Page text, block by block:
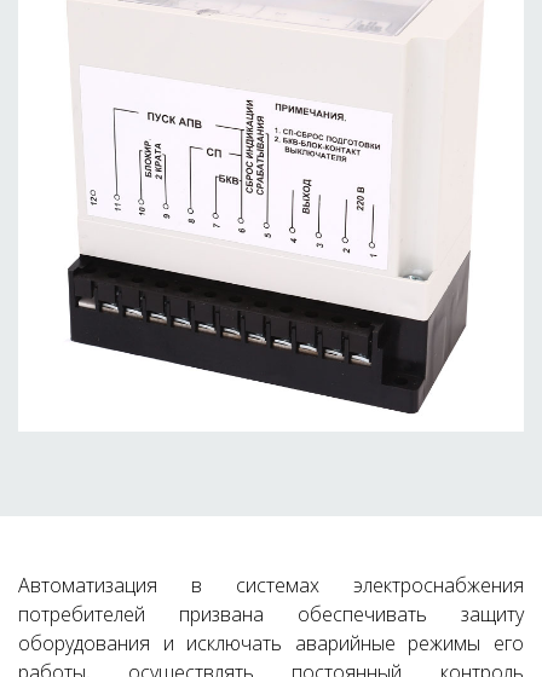
Автоматизация в системах электроснабжения
потребителей призвана обеспечивать защиту
оборудования и исключать аварийные ре­жимы его